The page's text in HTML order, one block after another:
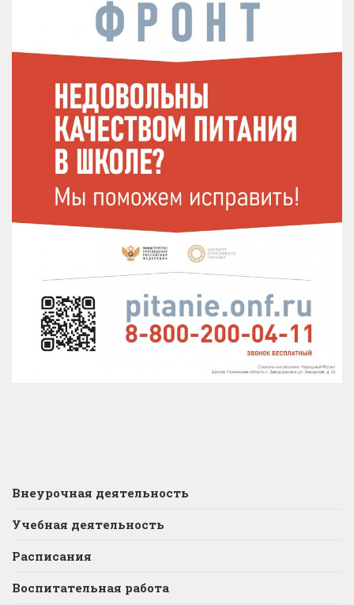
Внеурочная деятельность
Учебная деятельность
Расписания
Воспитательная работа